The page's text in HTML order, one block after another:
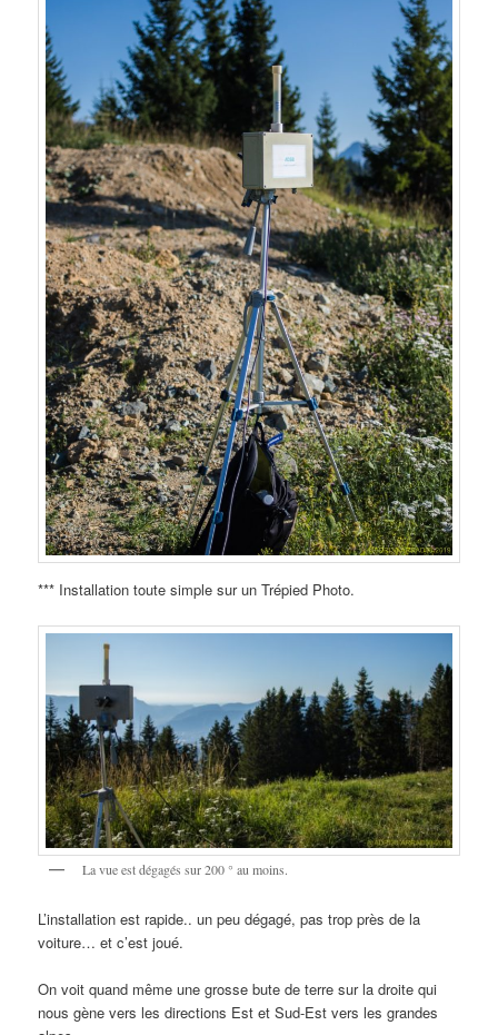
*** Installation toute simple sur un Trépied Photo.
La vue est dégagés sur 200 ° au moins.
L’installation est rapide.. un peu dégagé, pas trop près de la
voiture… et c’est joué.
On voit quand même une grosse bute de terre sur la droite qui
nous gène vers les directions Est et Sud-Est vers les grandes